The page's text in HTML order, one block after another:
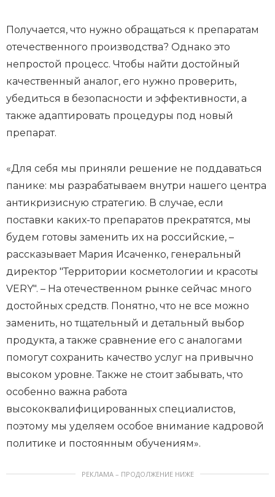
Получается, что нужно обращаться к препаратам
отечественного производства? Однако это
непростой процесс. Чтобы найти достойный
качественный аналог, его нужно проверить,
убедиться в безопасности и эффективности, а
также адаптировать процедуры под новый
препарат.
«Для себя мы приняли решение не поддаваться
панике: мы разрабатываем внутри нашего центра
антикризисную стратегию. В случае, если
поставки каких-то препаратов прекратятся, мы
будем готовы заменить их на российские, –
рассказывает Мария Исаченко, генеральный
директор "Территории косметологии и красоты
VERY". – На отечественном рынке сейчас много
достойных средств. Понятно, что не все можно
заменить, но тщательный и детальный выбор
продукта, а также сравнение его с аналогами
помогут сохранить качество услуг на привычно
высоком уровне. Также не стоит забывать, что
особенно важна работа
высококвалифицированных специалистов,
поэтому мы уделяем особое внимание кадровой
политике и постоянным обучениям».
РЕКЛАМА – ПРОДОЛЖЕНИЕ НИЖЕ